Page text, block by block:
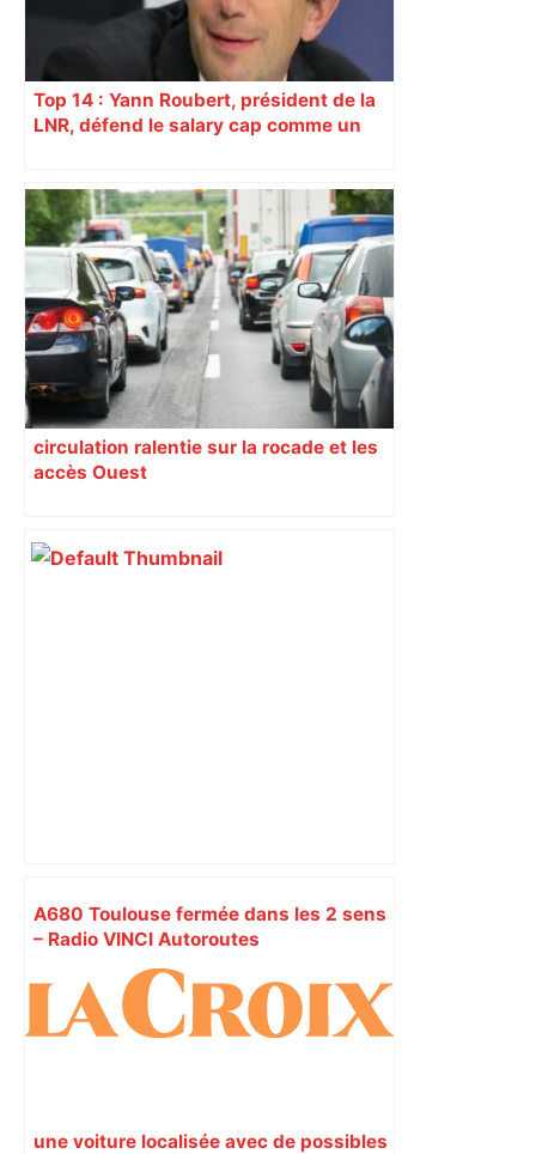
Top 14 : Yann Roubert, président de la
LNR, défend le salary cap comme un
circulation ralentie sur la rocade et les
accès Ouest
A680 Toulouse fermée dans les 2 sens
– Radio VINCI Autoroutes
une voiture localisée avec de possibles